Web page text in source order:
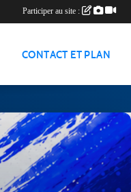
CONTACT ET PLAN
Participer au site :